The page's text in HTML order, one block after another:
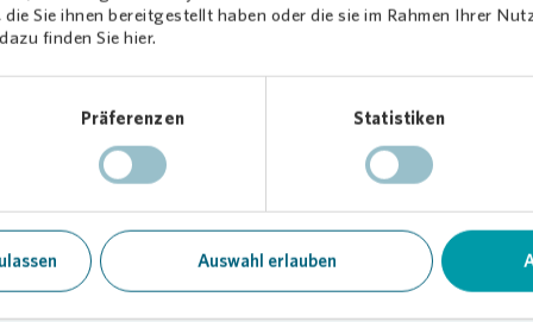
Sie ihnen bereitgestellt haben oder die sie im Rahmen Ihrer
finden Sie hier.
Präferenzen Statistiken
Auswahl erlauben
Hierfür werden große Regentonnen aufgestellt und direkt mit dem Regenfallrohr
Regentage der letzten Wochen sind die „Gießbars” gut gefüllt
und Sascha Amler, Regionalbereichsleiter,
sind eine großartige Möglichkeit, unsere Quartiere nachhaltiger zu